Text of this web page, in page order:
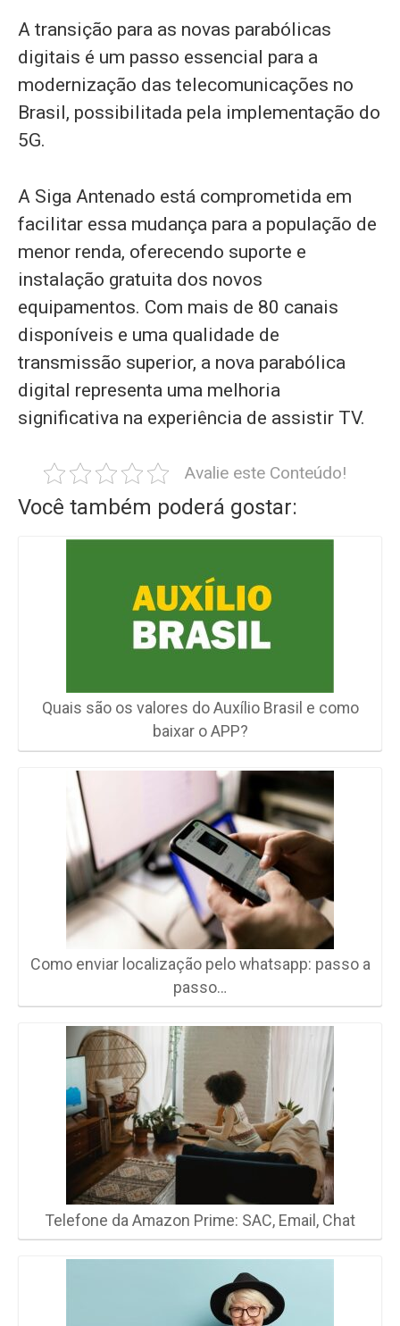
A transição para as novas parabólicas
digitais é um passo essencial para a
modernização das telecomunicações no
Brasil, possibilitada pela implementação do
5G.
A Siga Antenado está comprometida em
facilitar essa mudança para a população de
menor renda, oferecendo suporte e
instalação gratuita dos novos
equipamentos. Com mais de 80 canais
disponíveis e uma qualidade de
transmissão superior, a nova parabólica
digital representa uma melhoria
significativa na experiência de assistir TV.
Avalie este Conteúdo!
Você também poderá gostar:
Quais são os valores do Auxílio Brasil e como
baixar o APP?
Como enviar localização pelo whatsapp: passo a
passo…
Telefone da Amazon Prime: SAC, Email, Chat